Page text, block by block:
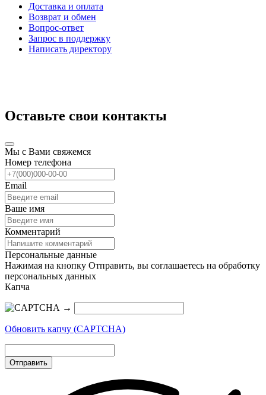
Доставка и оплата
Возврат и обмен
Вопрос-ответ
Запрос в поддержку
Написать директору
Оставьте свои контакты
Мы с Вами свяжемся
Номер телефона
Email
Ваше имя
Комментарий
Персональные данные
Нажимая на кнопку Отправить, вы соглашаетесь на обработку
персональных данных
Капча
→
Обновить капчу (CAPTCHA)
Отправить